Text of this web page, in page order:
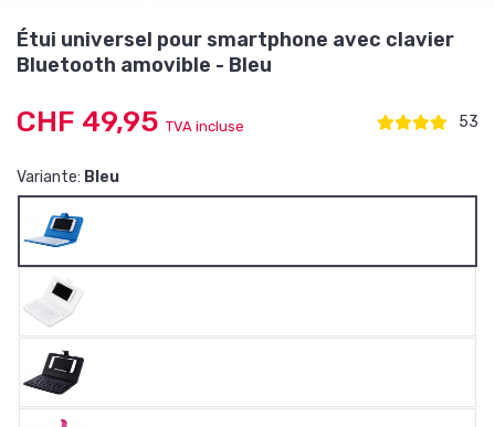
Étui universel pour smartphone avec clavier
Bluetooth amovible - Bleu
CHF 49,95 TVA incluse 53
Variante: Bleu